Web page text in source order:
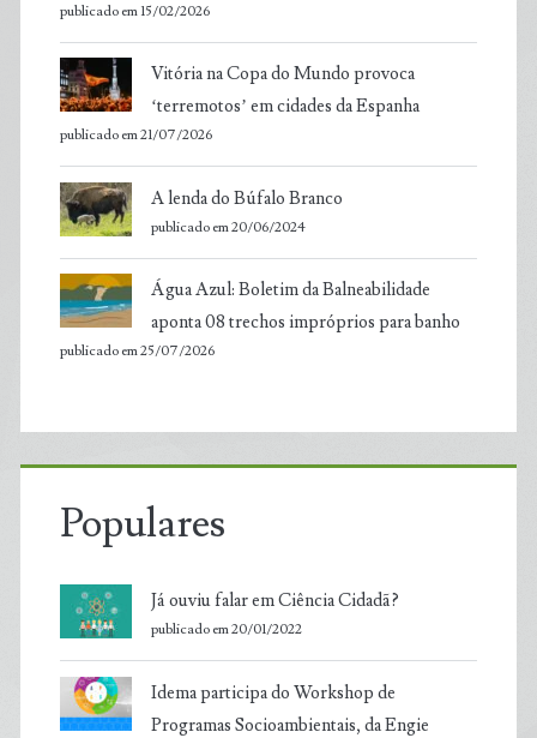
publicado em 15/02/2026
Vitória na Copa do Mundo provoca
‘terremotos’ em cidades da Espanha
publicado em 21/07/2026
A lenda do Búfalo Branco
publicado em 20/06/2024
Água Azul: Boletim da Balneabilidade
aponta 08 trechos impróprios para banho
publicado em 25/07/2026
Populares
Já ouviu falar em Ciência Cidadã?
publicado em 20/01/2022
Idema participa do Workshop de
Programas Socioambientais, da Engie